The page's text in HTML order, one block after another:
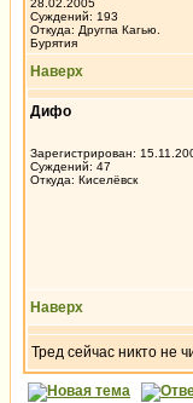
28.02.2005
Суждений: 193
Откуда: Другпа Кагью.
Бурятия
Наверх
Дифо
Зарегистрирован:
Суждений: 47
Откуда: Киселёвск
Наверх
Тред сейчас никто не